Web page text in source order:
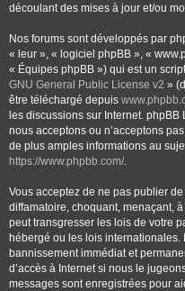
découlant des mises à jour et/ou
Nos forums sont développés par
« leur », « logiciel phpBB », «
« Équipes phpBB ») qui est un
GNU General Public License v2 »
être téléchargé depuis
les discussions sur Internet.
nous acceptons ou n’acceptons
de plus amples informations au
https://www.phpbb.com/.
Vous acceptez de ne pas publier
diffamatoire, choquant, menaçant,
peut transgresser les lois de votre
hébergé ou les lois internationales.
bannissement immédiat et
d’accès à Internet si nous le
messages sont enregistrées pour